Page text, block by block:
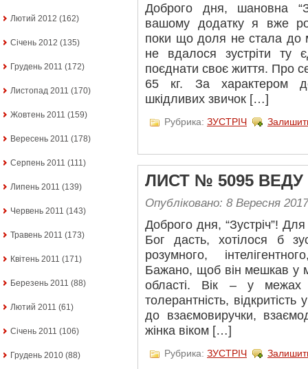
Лютий 2012 (162)
Січень 2012 (135)
Грудень 2011 (172)
Листопад 2011 (170)
Жовтень 2011 (159)
Вересень 2011 (178)
Серпень 2011 (111)
Липень 2011 (139)
Червень 2011 (143)
Травень 2011 (173)
Квітень 2011 (171)
Березень 2011 (88)
Лютий 2011 (61)
Січень 2011 (106)
Грудень 2010 (88)
Доброго дня, шановна
вашому додатку я вже
поки що доля не стала до
не вдалося зустріти
поєднати своє життя. Про
65 кг. За характером
шкідливих звичок […]
Рубрика: ЗУСТРІЧ
ЛИСТ № 5095
Опубліковано: 8 Вересня 2017
Доброго дня, “Зустріч”!
Бог дасть, хотілося б
розумного,
Бажано, щоб він мешкав у
області. Вік – у
толерантність,
до взаємовиручки,
жінка віком […]
Рубрика: ЗУСТРІЧ